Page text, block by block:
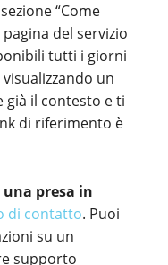
“Come
del servizio
tutti i giorni
un
già il contesto e ti
di riferimento è
una presa in
di contatto. Puoi
su un
supporto